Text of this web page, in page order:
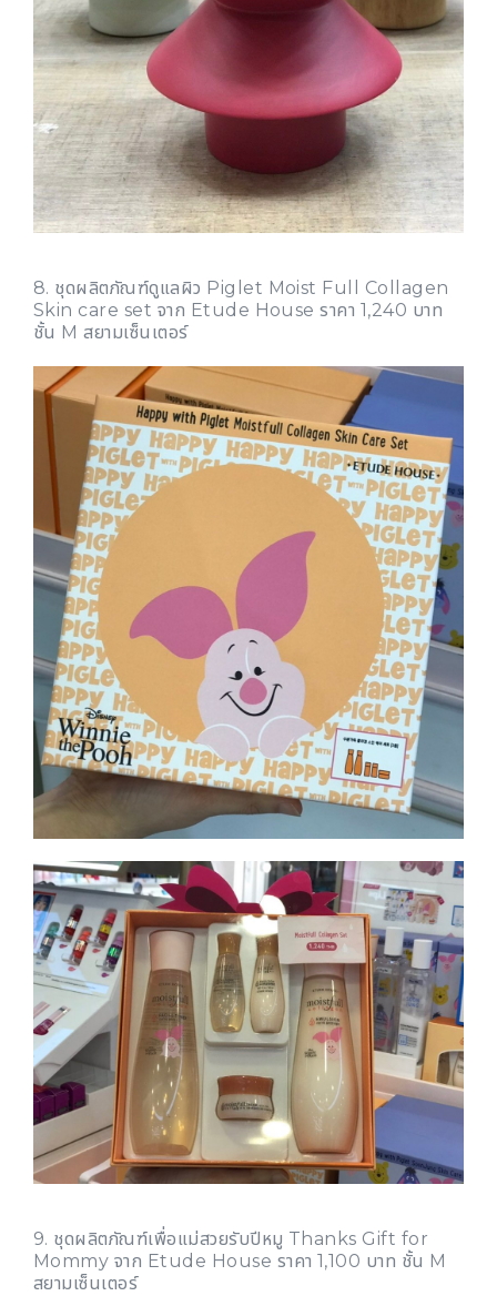
8. ชุดผลิตภัณฑ์ดูแลผิว Piglet Moist Full Collagen
Skin care set จาก Etude House ราคา 1,240 บาท
ชั้น M สยามเซ็นเตอร์
9. ชุดผลิตภัณฑ์เพื่อแม่สวยรับปีหมู Thanks Gift for
Mommy จาก Etude House ราคา 1,100 บาท ชั้น M
สยามเซ็นเตอร์